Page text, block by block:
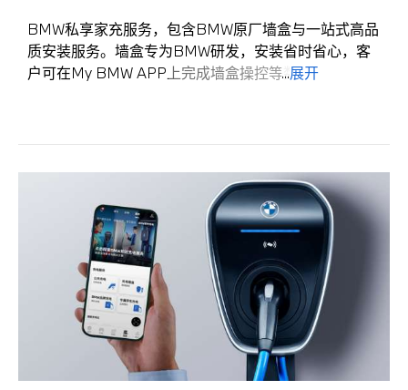
能源等30+个充电运营商，全国350+城市，支持在6
万+个充电站，超72万个充电终端上使用。
充电体验
电卡面额
提供50/100/200/500/1000元五档面额，满足不同
充电频率与消费习惯的需求。
*需在5.7以上版本的My BMW APP中使用。
BMW私享家充服务，包含BMW原厂墙盒与一站式高品
质安装服务。墙盒专为BMW研发，安装省时省心，客
户可在My BMW APP上完成墙盒操控等数字化功能，
- EMC高于国家标准，抗电磁干扰能力强，充电顺
畅，稳定性好。
操作更智能，与BMW车辆充电更默契
- 仅需一个APP同时操控车辆与墙盒，支持远程启
停、设置充电模式；
- 支持预约定时充电，轻松享受波谷低电价；
- 支持OTA远程升级。
使用更可靠，守护人车安全
- 墙盒外壳采用聚碳酸酯，枪头含玻璃纤维尼龙，枪
...展开